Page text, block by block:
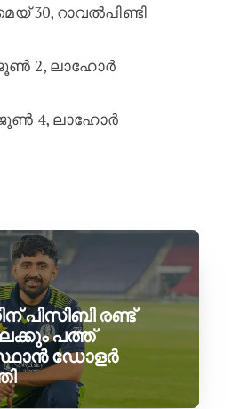
30, റാവൽപിണ്ടി
ജൂൺ 2, ലാഹോർ
ജൂൺ 4, ലാഹോർ
പിസിബി രണ്ട്
പത്ത്
ഡോളർ